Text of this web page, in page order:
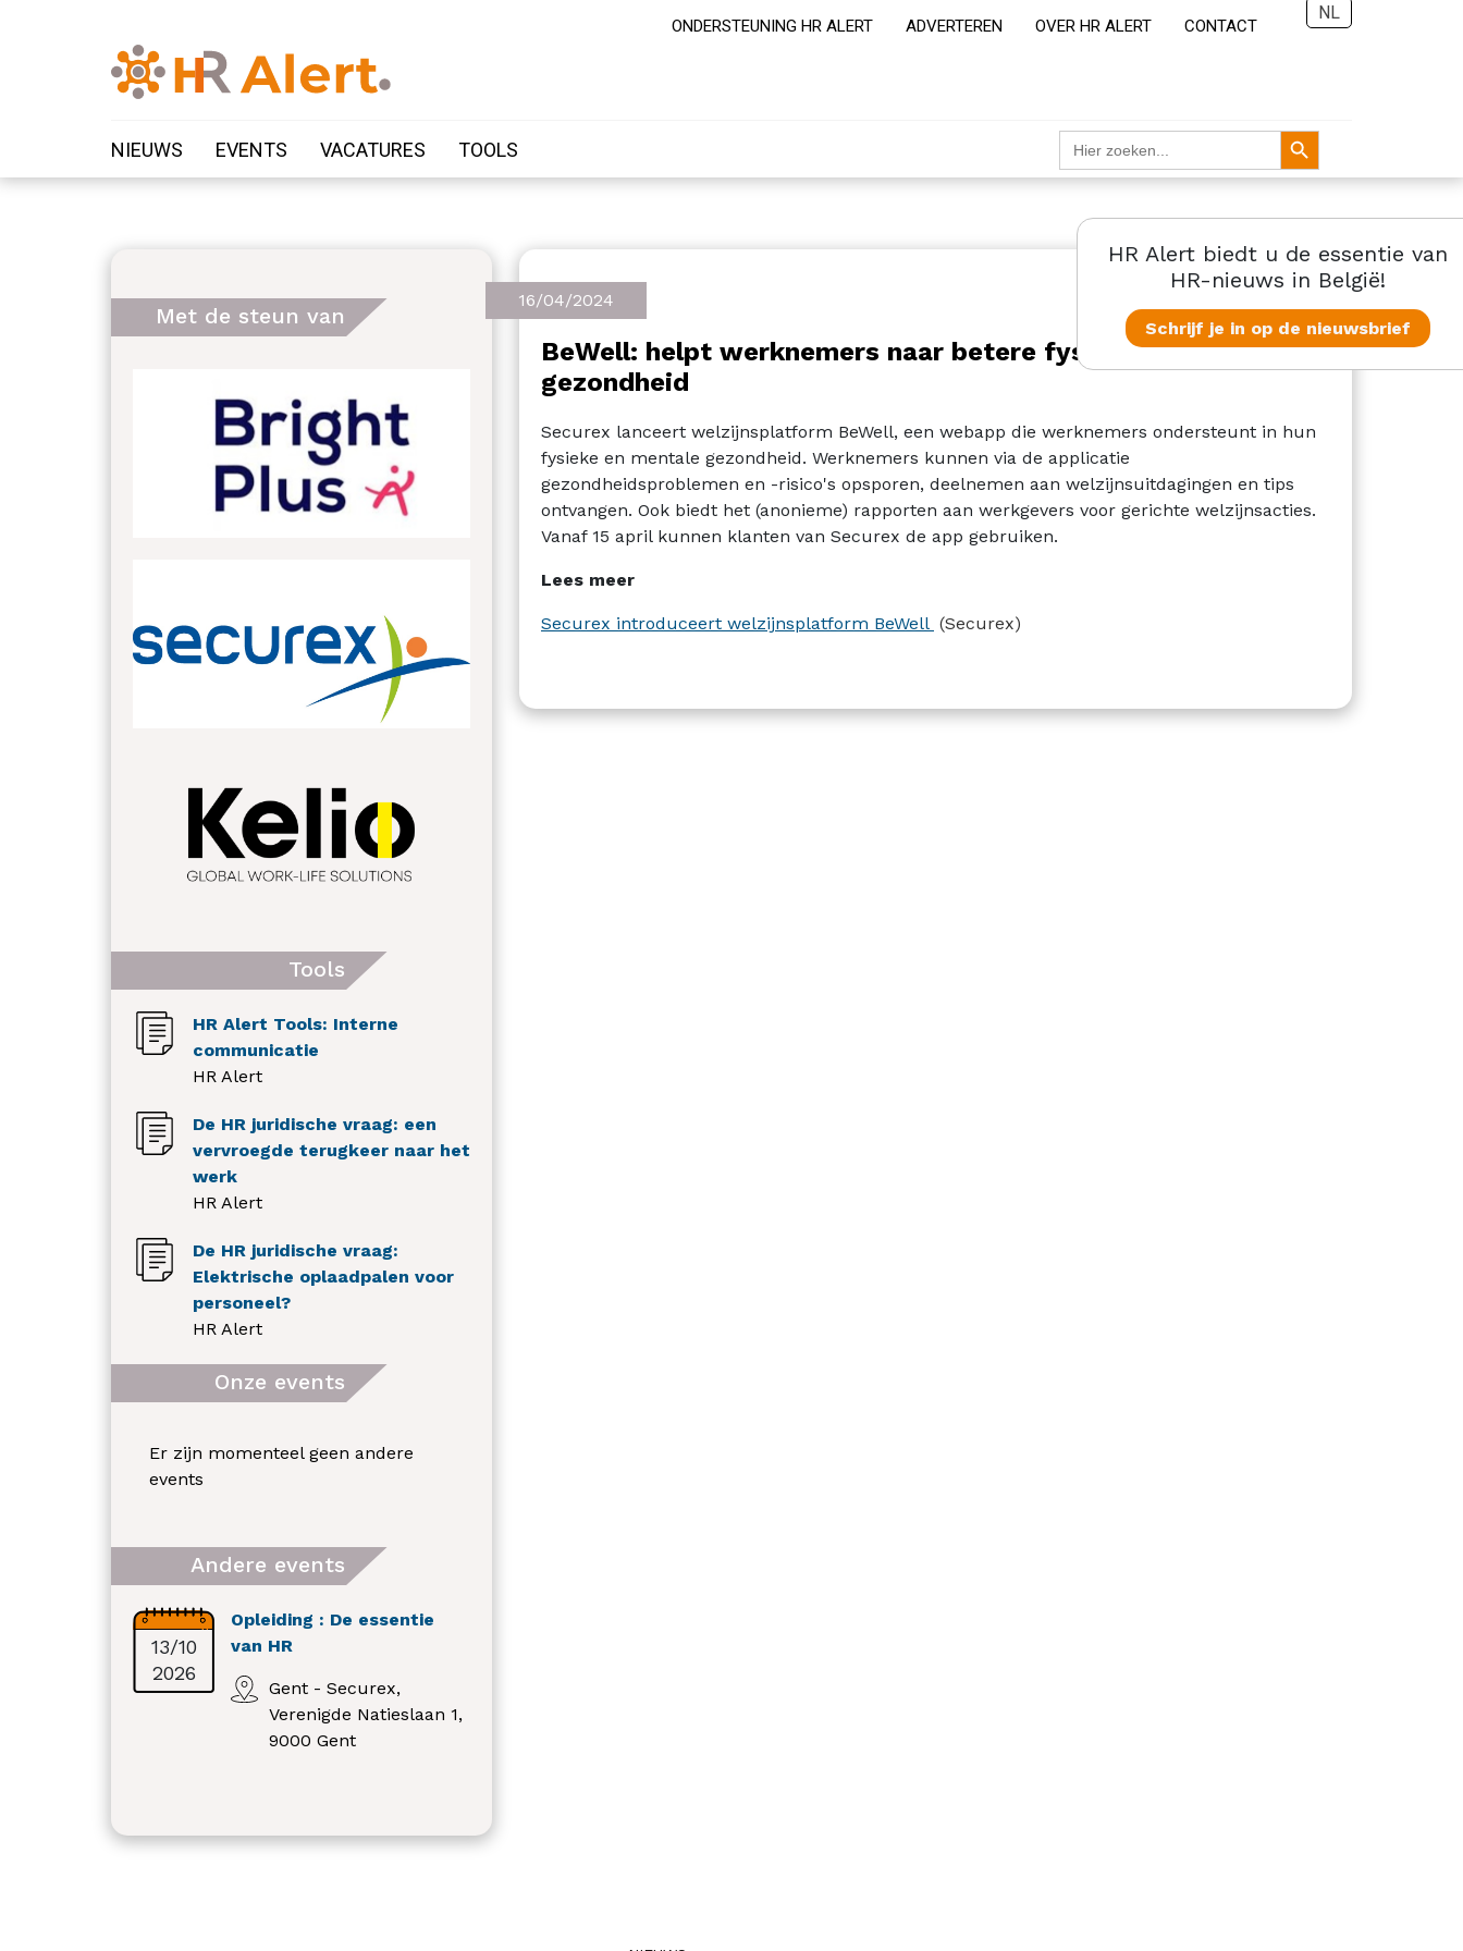
ONDERSTEUNING HR ALERT ADVERTEREN OVER HR ALERT CONTACT
NL
NIEUWS EVENTS VACATURES TOOLS
Zoek
naar:
Zoekknop
Met de steun van
Tools
HR Alert Tools: Interne
communicatie
HR Alert
De HR juridische vraag: een
vervroegde terugkeer naar het
werk
HR Alert
De HR juridische vraag:
Elektrische oplaadpalen voor
personeel?
HR Alert
Onze events
Er zijn momenteel geen andere
events
Andere events
13/10
2026
Opleiding : De essentie
van HR
Gent - Securex,
Verenigde Natieslaan 1,
9000 Gent
HR Alert biedt u de essentie van
HR-nieuws in België!
Schrijf je in op de nieuwsbrief
16/04/2024
BeWell: helpt werknemers naar betere fysieke en mentale
gezondheid
Securex lanceert welzijnsplatform BeWell, een webapp die werknemers ondersteunt in hun
fysieke en mentale gezondheid. Werknemers kunnen via de applicatie
gezondheidsproblemen en -risico's opsporen, deelnemen aan welzijnsuitdagingen en tips
ontvangen. Ook biedt het (anonieme) rapporten aan werkgevers voor gerichte welzijnsacties.
Vanaf 15 april kunnen klanten van Securex de app gebruiken.
Lees meer
Securex introduceert welzijnsplatform BeWell (Securex)